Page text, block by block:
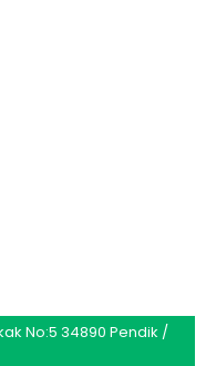
No:5 34890 Pendik /